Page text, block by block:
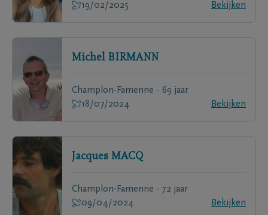
19/02/2025
Bekijken
Michel BIRMANN
Champlon-Famenne - 69 jaar
18/07/2024
Bekijken
Jacques MACQ
Champlon-Famenne - 72 jaar
09/04/2024
Bekijken